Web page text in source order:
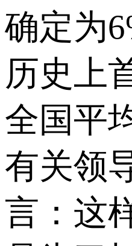
确定为
历史上
全国平
有关领
言：这